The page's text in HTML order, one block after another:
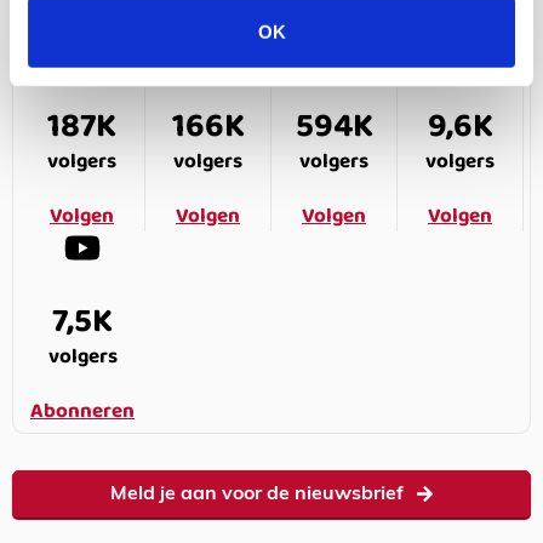
OK
187K
volgers
Volgen
166K
volgers
Volgen
594K
volgers
Volgen
9,6K
volgers
Volgen
7,5K
volgers
Abonneren
Meld je aan voor de nieuwsbrief